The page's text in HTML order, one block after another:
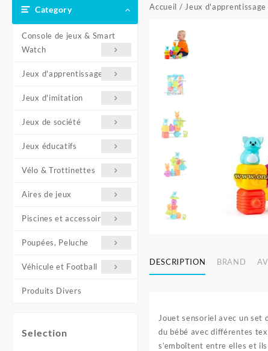
Category
Console de jeux & Smart
Watch
Jeux d'apprentissage
Jeux d'imitation
Jeux de société
Jeux éducatifs
Vélo & Trottinettes
Aires de jeux
Piscines et accessoires
Poupées, Peluche
Véhicule et Football
Produits Divers
Selection
Accueil / Jeux d'apprentissage
DESCRIPTION BRAND
Jouet sensoriel avec un set
du bébé avec différentes
s’emboîtent entre elles et